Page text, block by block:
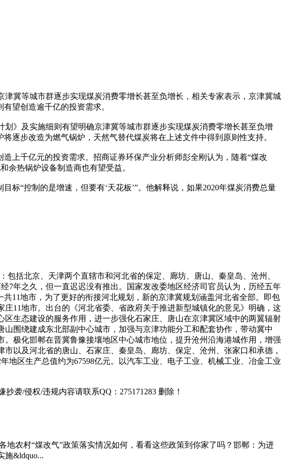
冀等城市群逐步实现煤炭消费零增长甚至负增长，相关专家表示，京津冀城
望创造逾千亿的投资需求。
》及实施细则有望明确京津冀等城市群逐步实现煤炭消费零增长甚至负增
逐步改造为燃气锅炉，天然气替代煤炭将在上述文件中得到原则性支持。
上千亿元的投资需求。招商证券环保产业分析师彭全刚认为，随着“煤改
余热锅炉设备制造商也有望受益。
标“控制的是增速，但要有‘天花板’”。他解释说，如果2020年煤炭消费总量
包括北京、天津两个直辖市和河北省的保定、廊坊、唐山、秦皇岛、沧州、
7年之久，但一直迟迟没有推出。国家发改委地区经济司官员认为，历经五年
11地市，为了更好的衔接河北规划，新的京津冀规划涵盖河北省全部。即包
11地市。出台的《河北省委、省政府关于推进新型城镇化的意见》明确，这
生态建设的服务作用，进一步强化石家庄、唐山在京津冀区域中的两翼辐射
围绕建成东北部副中心城市，加强与京津功能分工和配套协作，带动冀中
极化邯郸在晋冀鲁豫接壤地区中心城市地位，提升沧州沿海港城作用，增强
以及河北省的唐山、石家庄、秦皇岛、廊坊、保定、沧州、张家口和承德，
地区生产总值约为67598亿元。以汽车工业、电子工业、机械工业、冶金工业
袭/侵权/违规内容请联系QQ：275171283 删除！
农村“煤改气”政策落实情况如何，看看这些政策到你家了吗？邯郸：为进
施&ldquo...